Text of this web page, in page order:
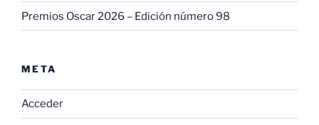
Premios Oscar 2026 – Edición número 98
META
Acceder